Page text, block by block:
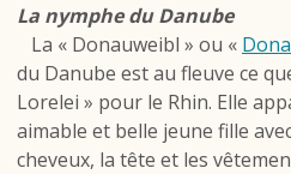
La nymphe du Danube
La « Donauweibl » ou «
du Danube est au fleuve ce
Lorelei » pour le Rhin. Elle
aimable et belle jeune fille
cheveux, la tête et les